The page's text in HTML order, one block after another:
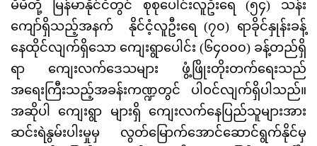
မိမိတို့ မြန်မာနိုင်ငံတွင် စုစုပေါင်းလူဦးရေ (၅၄) သန်း
ကျော်ရှိသည့်အနက် နိုင်ငံ့လူဦးရေ (၇၀) ရာခိုင်နှုန်းခန့်
နေထိုင်လျက်ရှိသော ကျေးရွာပေါင်း (၆၄၀၀၀) ခန့်တည်ရှိ
ရာ ကျေးလက်ဒေသများ ဖွံ့ဖြိုးတိုးတက်ရေးသည်
အရေးကြီးသည့်အခန်းကဏ္ဍတွင် ပါဝင်လျက်ရှိပါသည်။
အဆိုပါ ကျေးရွာ များရှိ ကျေးလက်နေပြည်သူများအား
ဆင်းရဲနွမ်းပါးမှုမှ လွတ်မြောက်အောင်ဆောင်ရွက်နိုင်မှ